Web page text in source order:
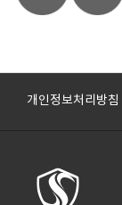
개인정보처리방침